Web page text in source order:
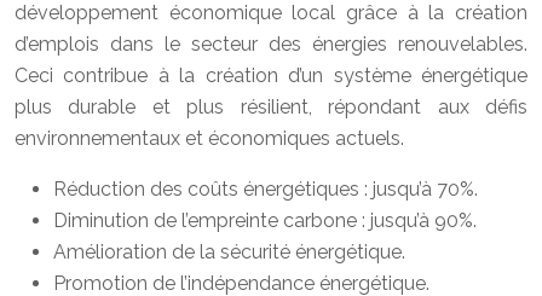
développement économique local grâce à la création
d’emplois dans le secteur des énergies renouvelables.
Ceci contribue à la création d’un système énergétique
plus durable et plus résilient, répondant aux défis
environnementaux et économiques actuels.
Réduction des coûts énergétiques : jusqu’à 70%.
Diminution de l’empreinte carbone : jusqu’à 90%.
Amélioration de la sécurité énergétique.
Promotion de l’indépendance énergétique.